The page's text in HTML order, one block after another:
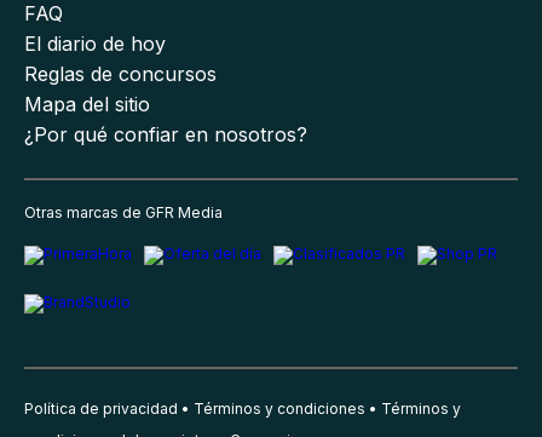
FAQ
El diario de hoy
Reglas de concursos
Mapa del sitio
¿Por qué confiar en nosotros?
Otras marcas de GFR Media
Política de privacidad Términos y condiciones
Términos y